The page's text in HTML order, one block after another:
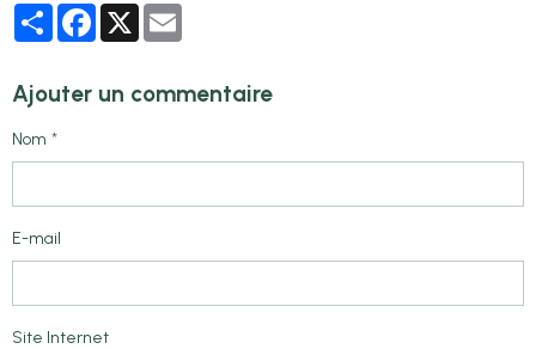
PartagerFacebook
X
Ajouter un commentaire
Nom
E-mail
Site Internet